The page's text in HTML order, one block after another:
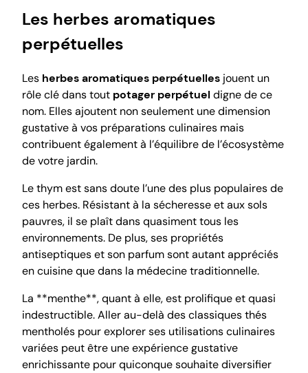
Les herbes aromatiques
perpétuelles
Les herbes aromatiques perpétuelles jouent un
rôle clé dans tout potager perpétueldigne de ce
nom. Elles ajoutent non seulement une dimension
gustative à vos préparations culinaires mais
contribuent également à l’équilibre de l’écosystème
de votre jardin.
Le thym est sans doute l’une des plus populaires de
ces herbes. Résistant à la sécheresse et aux sols
pauvres, il se plaît dans quasiment tous les
environnements. De plus, ses propriétés
antiseptiques et son parfum sont autant appréciés
en cuisine que dans la médecine traditionnelle.
La **menthe**, quant à elle, est prolifique et quasi
indestructible. Aller au-delà des classiques thés
mentholés pour explorer ses utilisations culinaires
variées peut être une expérience gustative
enrichissante pour quiconque souhaite diversifier